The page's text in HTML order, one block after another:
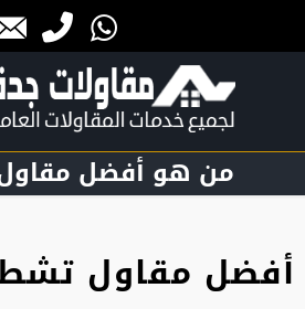
من هو أفضل
أفضل مقاول